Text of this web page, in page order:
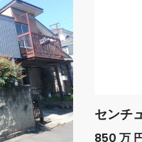
センチ
850 万